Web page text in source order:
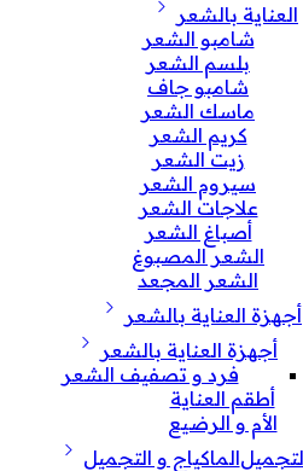
العناية بالشعر
شامبو الشعر
بلسم الشعر
شامبو جاف
ماسك الشعر
كريم الشعر
زيت الشعر
سيروم الشعر
علاجات الشعر
أصباغ الشعر
الشعر المصبوغ
الشعر المجعد
أجهزة العناية بالشعر
أجهزة العناية بالشعر
فرد و تصفيف الشعر
أطقم العناية
الأم و الرضيع
الماكياج و التجميل